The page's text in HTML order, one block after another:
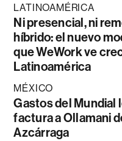
LATINOAMÉRICA
Ni presencial, ni
híbrido: el nuevo
que WeWork ve
Latinoamérica
MÉXICO
Gastos del Mundial
factura a Ollamani
Azcárraga